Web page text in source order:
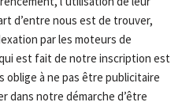
d’entre nous est de trouver,
par les moteurs de
est fait de notre inscription est
oblige à ne pas être publicitaire
dans notre démarche d’être